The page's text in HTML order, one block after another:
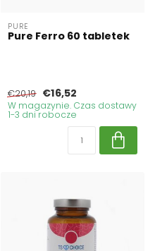
PURE
Pure Ferro 60 tabletek
€20,19 €16,52
W magazynie. Czas dostawy
1-3 dni robocze